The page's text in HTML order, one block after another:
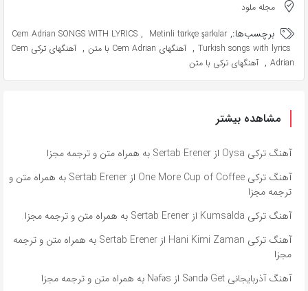
مجله ملود
برچسب‌ها: Cem Adrian SONGS WITH LYRICS , Metinli türkçe şarkılar ,
Turkish songs with lyrics
, آهنگهای Cem Adrian با متن ,
آهنگهای ترکی Cem
Adrian
, آهنگهای ترکی با متن
مشاهده بیشتر
آهنگ ترکی Oysa از Sertab Erener به همراه متن و ترجمه مجزا
آهنگ ترکی One More Cup of Coffee از Sertab Erener به همراه متن و
ترجمه مجزا
آهنگ ترکی Kumsalda از Sertab Erener به همراه متن و ترجمه مجزا
آهنگ ترکی Hani Kimi Zaman از Sertab Erener به همراه متن و ترجمه
مجزا
آهنگ آذربایجانی Səndə Get از Nəfəs به همراه متن و ترجمه مجزا